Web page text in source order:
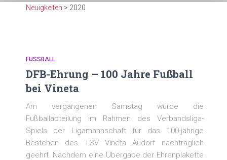
Neuigkeiten > 2020
FUSSBALL
DFB-Ehrung – 100 Jahre Fußball
bei Vineta
Am vergangenen Samstag wurde die
Fußballabteilung im Rahmen des Verbandsliga-
Spiels der Ligamannschaft für das 100-jährige
Bestehen des TSV Vineta Audorf nachträglich
geehrt. Nachdem eine Übergabe der Ehrenplakette